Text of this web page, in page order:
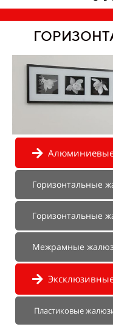
Горизонтальные
Горизонтальные
Межрамные
Пластиковые